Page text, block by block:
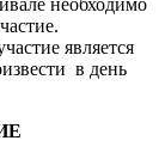
является
в день